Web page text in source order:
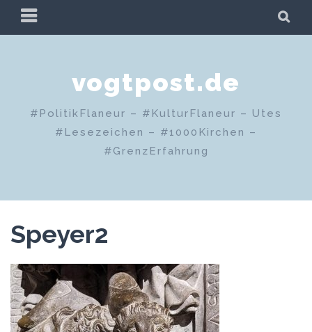
Zum
PRIMÄRES
MENÜ
vogtpost.de
#PolitikFlaneur – #KulturFlaneur – Utes
#Lesezeichen – #1000Kirchen –
#GrenzErfahrung
Speyer2